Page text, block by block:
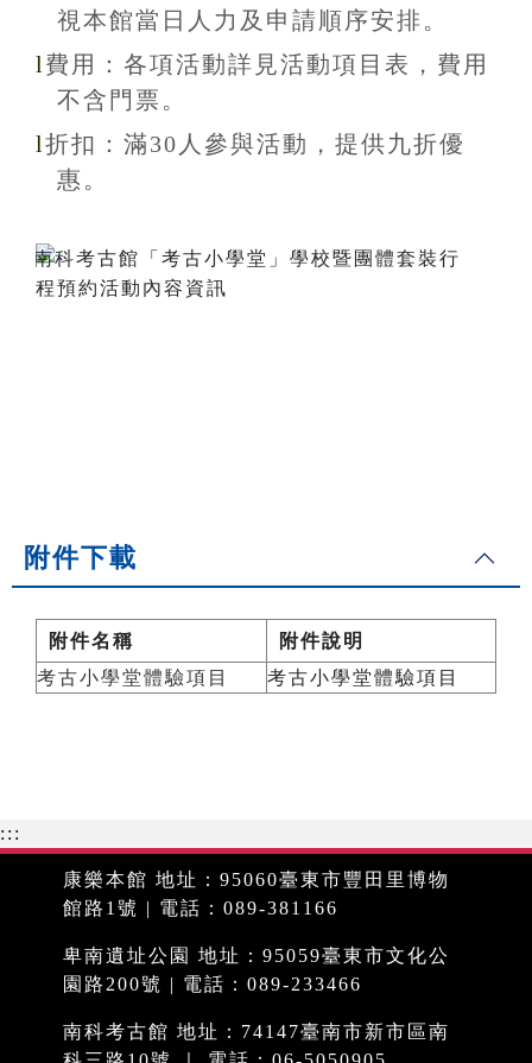
視本館當日人力及申請順序安排。
l 費用：各項活動詳見活動項目表，費用
不含 門票。
l折扣 ：滿30 人參與活動，提供九折優
惠 。
附件下載
附件名稱
附件說明
考古小學堂體驗項目
考古小學堂體驗項目
:::
康樂本館 地址：95060臺東市豐田里博物
館路1號 | 電話：089-381166
卑南遺址公園 地址：95059臺東市文化公
園路200號 | 電話：089-233466
南科考古館 地址：74147臺南市新市區南